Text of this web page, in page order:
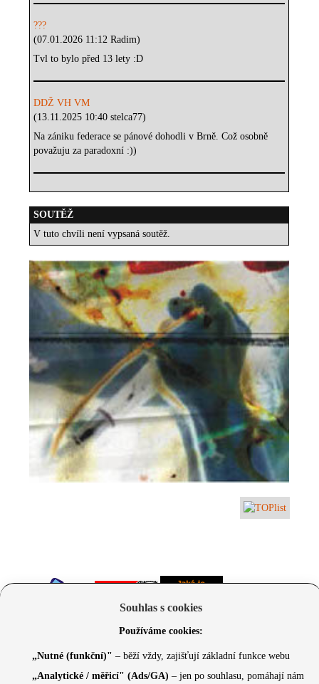
???
(07.01.2026 11:12 Radim)
Tvl to bylo před 13 lety :D
DDŽ VH VM
(13.11.2025 10:40 stelca77)
Na zániku federace se pánové dohodli v Brně. Což osobně
považuju za paradoxní :))
SOUTĚŽ
V tuto chvíli není vypsaná soutěž.
Souhlas s cookies
Používáme cookies:
„Nutné (funkční)" – běží vždy, zajišťují základní funkce webu
„Analytické / měřicí" (Ads/GA) – jen po souhlasu, pomáhají nám